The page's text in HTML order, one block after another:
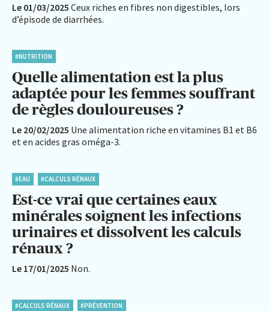
Le 01/03/2025 Ceux riches en fibres non digestibles, lors
d’épisode de diarrhées.
#NUTRITION
Quelle alimentation est la plus
adaptée pour les femmes souffrant
de règles douloureuses ?
Le 20/02/2025 Une alimentation riche en vitamines B1 et B6
et en acides gras oméga-3.
#EAU #CALCULS RÉNAUX
Est-ce vrai que certaines eaux
minérales soignent les infections
urinaires et dissolvent les calculs
rénaux ?
Le 17/01/2025 Non.
#CALCULS RÉNAUX #PRÉVENTION